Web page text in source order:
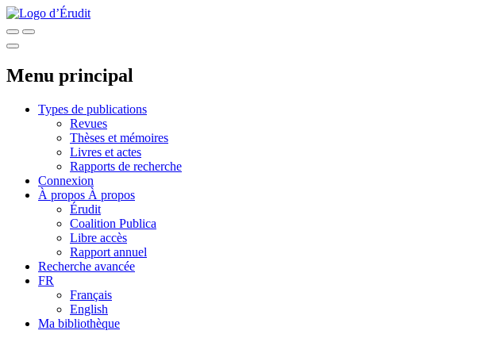
Menu principal
Types de publications
Revues
Thèses et mémoires
Livres et actes
Rapports de recherche
Connexion
À propos À propos
Érudit
Coalition Publica
Libre accès
Rapport annuel
Recherche avancée
FR
Français
English
Ma bibliothèque